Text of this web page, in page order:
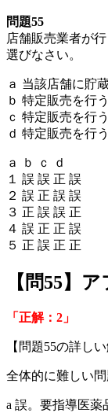
問題55
店舗販売業者が
選びなさい。
ａ 当該店舗に貯
ｂ 特定販売を行
ｃ 特定販売を行
ｄ 特定販売を行
ａ ｂ ｃ ｄ
１ 誤 誤 正 誤
２ 誤 正 誤 誤
３ 正 誤 誤 正
４ 誤 正 正 誤
５ 正 誤 正 正
【問55】
「正解：2」
【問題55の詳しい
全体的に難しい問
a 誤。要指導医薬